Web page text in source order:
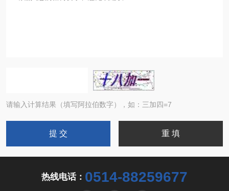
请输入计算结果（填写阿拉伯数字），如：三加四=7
热线电话： 0514-88259677